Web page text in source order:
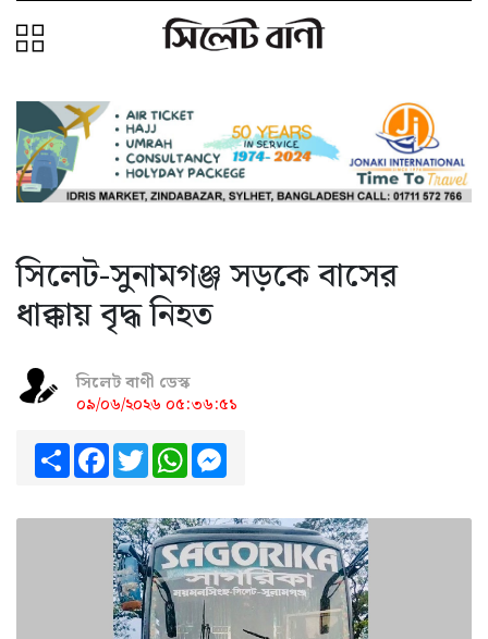
সিলেট-সুনামগঞ্জ সড়কে বাসের
ধাক্কায় বৃদ্ধ নিহত
সিলেট বাণী ডেস্ক
০৯/০৬/২০২৬ ০৫:৩৬:৫১
ShareFacebook
TwitterWhatsApp